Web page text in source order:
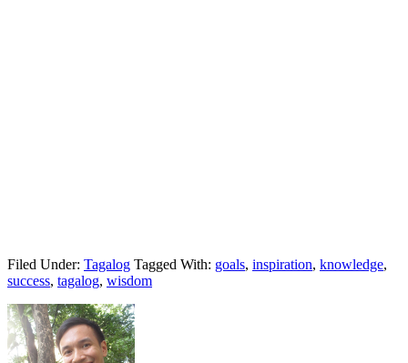
Filed Under: Tagalog Tagged With: goals, inspiration, knowledge,
success, tagalog, wisdom